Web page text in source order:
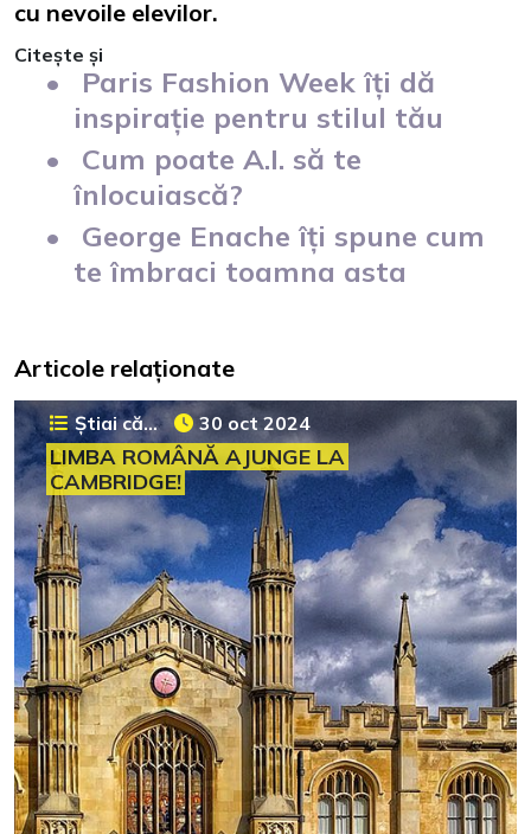
cu nevoile elevilor​​​.
Citește și
Paris Fashion Week îți dă
inspirație pentru stilul tău
Cum poate A.I. să te
înlocuiască?
George Enache îți spune cum
te îmbraci toamna asta
Articole relaționate
Știai că... 30 oct 2024
LIMBA ROMÂNĂ AJUNGE LA
CAMBRIDGE!